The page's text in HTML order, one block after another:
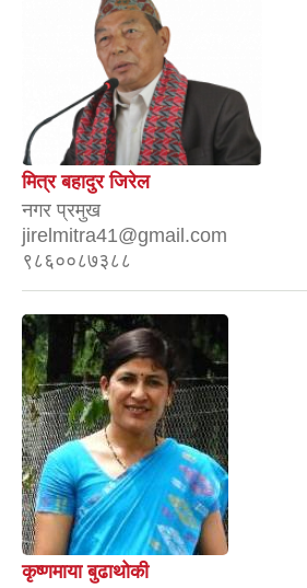
मित्र बहादुर जिरेल
नगर प्रमुख
jirelmitra41@gmail.com
९८६००८७३८८
कृष्णमाया बुढाथोकी